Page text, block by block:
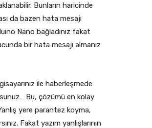
Bunların haricinde
da bazen hata mesajı
Nano bağladınız fakat
bir hata mesajı almanız
ile haberleşmede
Bu, çözümü en kolay
yere parantez koyma,
Fakat yazım yanlışlarının